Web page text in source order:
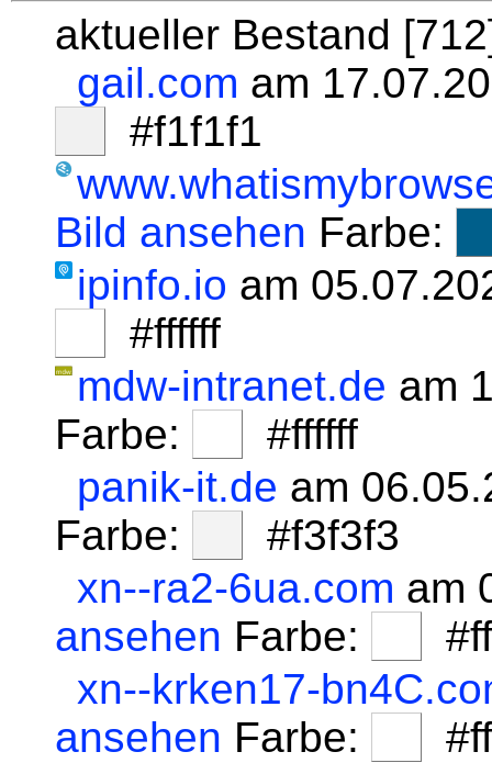
aktueller Bestand
gail.com am
#f1f1f1
Bild ansehen Farbe:
ipinfo.io am
#ffffff
mdw-intranet.de am
Farbe:
#ffffff
panik-it.de am
Farbe:
#f3f3f3
xn--ra2-6ua.com am
ansehen Farbe:
xn--krken17-
ansehen Farbe: